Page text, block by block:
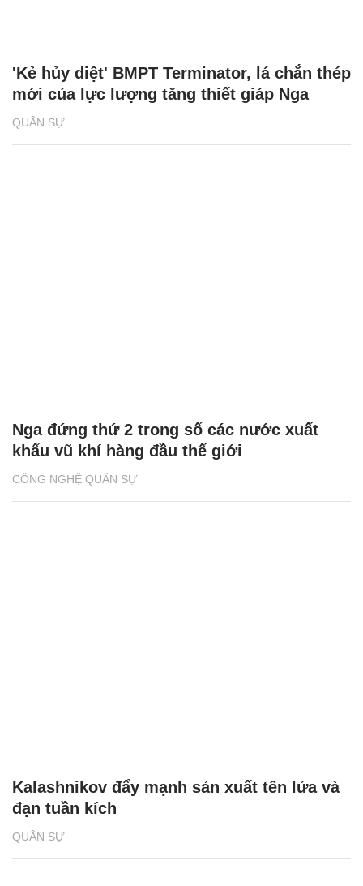
QUÂN SỰ
'Kẻ hủy diệt' BMPT Terminator, lá chắn thép
mới của lực lượng tăng thiết giáp Nga
CÔNG NGHỆ QUÂN SỰ
Nga đứng thứ 2 trong số các nước xuất
khẩu vũ khí hàng đầu thế giới
QUÂN SỰ
Kalashnikov đẩy mạnh sản xuất tên lửa và
đạn tuần kích